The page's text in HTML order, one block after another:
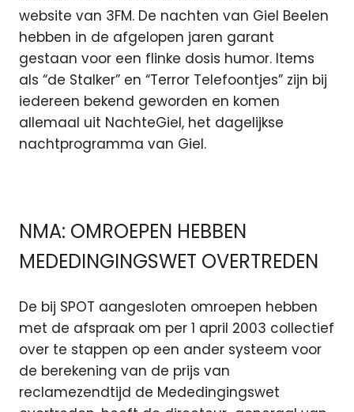
website van 3FM. De nachten van Giel Beelen
hebben in de afgelopen jaren garant
gestaan voor een flinke dosis humor. Items
als “de Stalker” en “Terror Telefoontjes” zijn bij
iedereen bekend geworden en komen
allemaal uit NachteGiel, het dagelijkse
nachtprogramma van Giel.
NMA: OMROEPEN HEBBEN
MEDEDINGINGSWET OVERTREDEN
De bij SPOT aangesloten omroepen hebben
met de afspraak om per 1 april 2003 collectief
over te stappen op een ander systeem voor
de berekening van de prijs van
reclamezendtijd de Mededingingswet